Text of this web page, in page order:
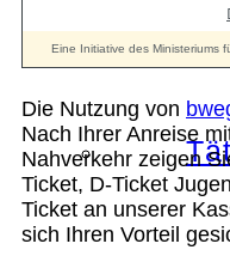
Die Nutzung von
Nach Ihrer Anreise
Nahverkehr zeigen
Ticket, D-Ticket
Ticket an unserer
sich Ihren Vorteil